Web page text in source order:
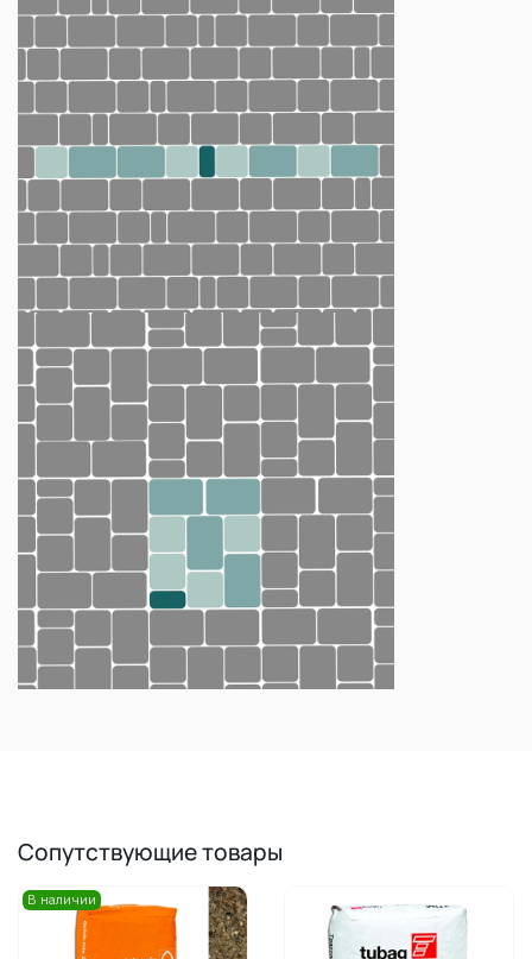
Сопутствующие товары
В наличии